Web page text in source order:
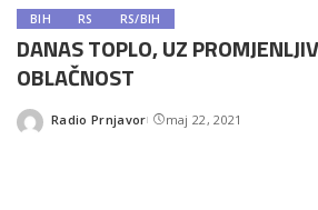
BIH RS RS/BIH
DANAS TOPLO, UZ
OBLAČNOST
Posted
Radio Prnjavor maj 22, 2021